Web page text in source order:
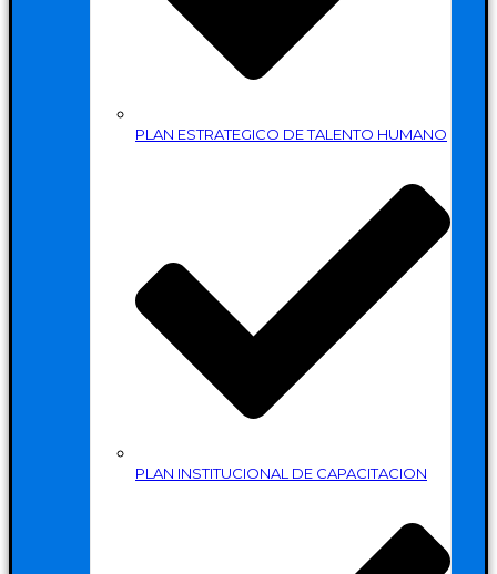
PLAN ESTRATEGICO DE TALENTO HUMANO
PLAN INSTITUCIONAL DE CAPACITACION